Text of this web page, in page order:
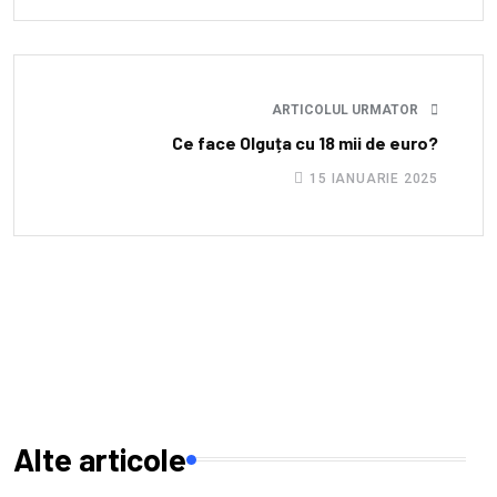
ARTICOLUL URMATOR
Ce face Olguța cu 18 mii de euro?
15 IANUARIE 2025
Alte articole